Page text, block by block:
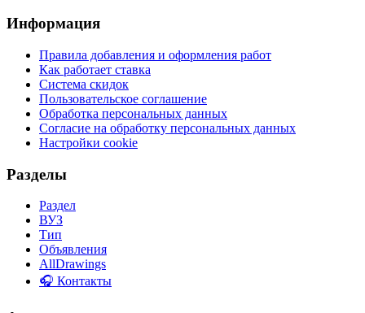
Информация
Правила добавления и оформления работ
Как работает ставка
Система скидок
Пользовательское соглашение
Обработка персональных данных
Согласие на обработку персональных данных
Настройки cookie
Разделы
Раздел
ВУЗ
Тип
Объявления
AllDrawings
🎧 Контакты